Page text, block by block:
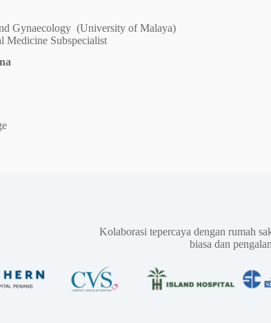
Gynaecology (University of Malaya)
Medicine Subspecialist
Kolaborasi tepercaya dengan rumah
biasa dan